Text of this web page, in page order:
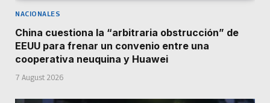
NACIONALES
China cuestiona la “arbitraria obstrucción” de
EEUU para frenar un convenio entre una
cooperativa neuquina y Huawei
7 August 2026